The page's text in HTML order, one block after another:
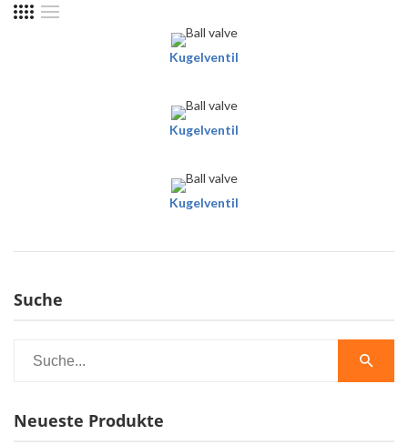
Suche
Neueste Produkte
Kugelventil
Kugelventil
Kugelventil